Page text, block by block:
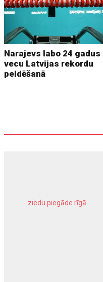
Narajevs labo 24 gadus
vecu Latvijas rekordu
peldēšanā
ziedu piegāde rīgā